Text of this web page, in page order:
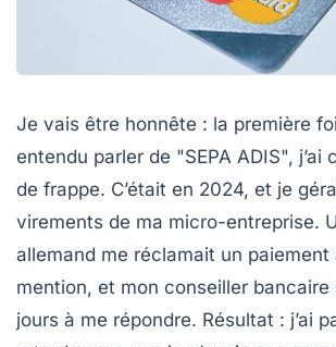
Je vais être honnête : la première
entendu parler de "SEPA ADIS", j’ai
de frappe. C’était en 2024, et je
virements de ma micro-entreprise.
allemand me réclamait un
mention, et mon conseiller bancaire
jours à me répondre. Résultat : j’ai